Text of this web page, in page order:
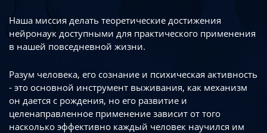
Наша миссия делать теоретические достижения
нейронаук доступными для практического применения
в нашей повседневной жизни.
Разум человека, его сознание и психическая активность
- это основной инструмент выживания, как механизм
он дается с рождения, но его развитие и
целенаправленное применение зависит от того
насколько эффективно каждый человек научился им